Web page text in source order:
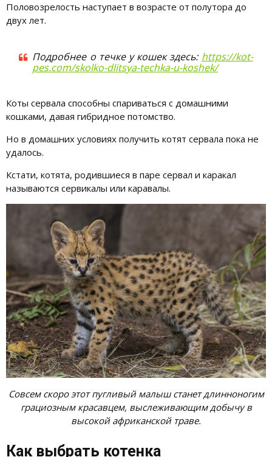
Половозрелость наступает в возрасте от полутора до
двух лет.
Подробнее о течке у кошек здесь: https://kot-
pes.com/skolko-dlitsya-techka-u-koshek/
Коты сервала способны спариваться с домашними
кошками, давая гибридное потомство.
Но в домашних условиях получить котят сервала пока не
удалось.
Кстати, котята, родившиеся в паре сервал и каракал
называются сервикалы или каравалы.
Совсем скоро этот пугливый малыш станет длинноногим
грациозным красавцем, выслеживающим добычу в
высокой африканской траве.
Как выбрать котенка